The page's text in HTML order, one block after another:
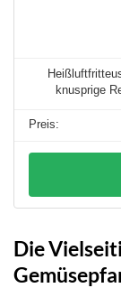
knusprige
Die